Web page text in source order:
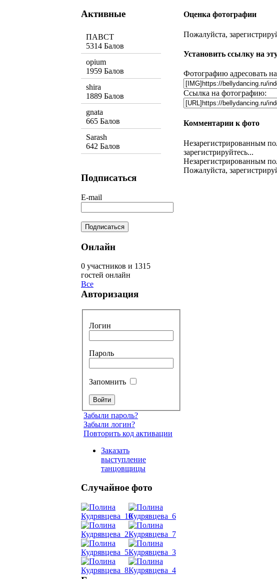
Оценка фотографии
Пожалуйста,
Установить ссылку на
Фотографию адресовать
Ссылка на фотографию:
Комментарии к фото
Незарегистрированным
зарегистрируйтесь...
Незарегистрированным
Пожалуйста,
Активные
ПАВСТ
5314 Балов
opium
1959 Балов
shira
1889 Балов
gnata
665 Балов
Sarash
642 Балов
Подписаться
E-mail
Онлайн
0 участников и 1315
гостей онлайн
Все
Авторизация
Логин
Пароль
Запомнить
Забыли пароль?
Забыли логин?
Повторить код активации
Заказать
выступление
танцовщицы
Случайное фото